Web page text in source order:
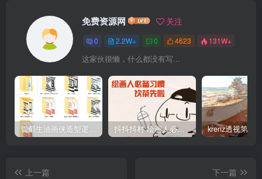
免费资源网 关注
0 2.2W+ 0 4623 131W+
这家伙很懒，什么都没有写...
管郁生油画侠造型逻辑班第一期2019年5月【高清不缺课】 抖抖抖村 绘画人必备习惯2020【画质不错】
上一篇
下一篇